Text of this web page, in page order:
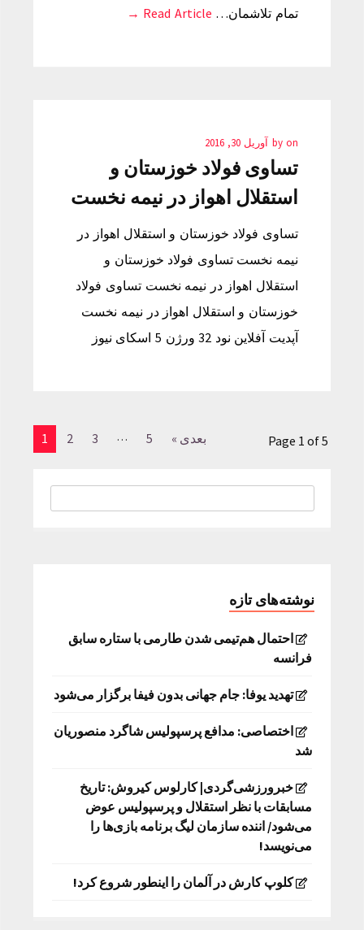
تمام تلاشمان… Read Article →
by on آوریل 30, 2016
تساوی فولاد خوزستان و
استقلال اهواز در نیمه نخست
تساوی فولاد خوزستان و استقلال اهواز در
نیمه نخست تساوی فولاد خوزستان و
استقلال اهواز در نیمه نخست تساوی فولاد
خوزستان و استقلال اهواز در نیمه نخست
آپدیت آفلاین نود 32 ورژن 5 اسکای نیوز
1 2 3 … 5 بعدی » Page 1 of 5
نوشته‌های تازه
احتمال هم‌تیمی شدن طارمی با ستاره سابق
فرانسه
تهدید یوفا: جام جهانی بدون فیفا برگزار می‌شود
اختصاصی: مدافع پرسپولیس شاگرد منصوریان
شد
خبرورزشی‌گردی| کارلوس کیروش: تاریخ
مسابقات با نظر استقلال و پرسپولیس عوض
می‌شود/ اننده سازمان لیگ برنامه بازی‌ها را
می‌نویسد!
کلوپ کارش در آلمان را اینطور شروع کرد!